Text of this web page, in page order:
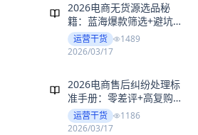
文章
2026电商无货源选品秘
籍：蓝海爆款筛选+避坑全
攻略
运营干货
1489
2026/03/17
文章
2026电商售后纠纷处理标
准手册：零差评+高复购实
操运营干货
1186
2026/03/17